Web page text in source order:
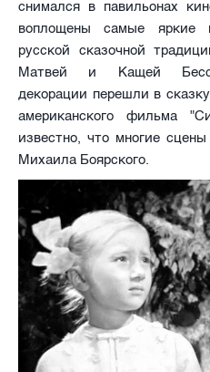
снимался в павильонах
воплощены самые яркие
русской сказочной
Матвей и Кащей
декорации перешли в
американского фильма
известно, что многие
Михаила Боярского.